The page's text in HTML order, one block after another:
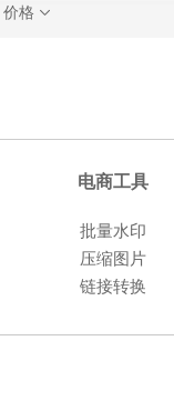
价格 
电商工具
批量水印
压缩图片
链接转换